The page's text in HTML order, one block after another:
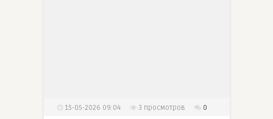
15-05-2026 09:04 3 просмотров 0